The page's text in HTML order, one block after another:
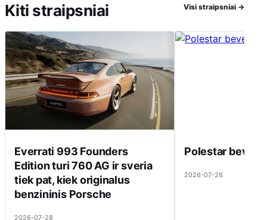
Kiti straipsniai Visi straipsniai →
Everrati 993 Founders
Edition turi 760 AG ir sveria
tiek pat, kiek originalus
benzininis Porsche
2026-07-28
Polestar beveik
2026-07-26